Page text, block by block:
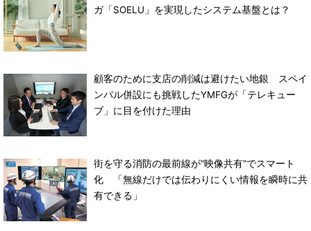
ガ「SOELU」を実現したシステム基盤とは？
顧客のために支店の削減は避けたい地銀 スペイ
ンバル併設にも挑戦したYMFGが「テレキュー
ブ」に目を付けた理由
街を守る消防の最前線が“映像共有”でスマート
化 「無線だけでは伝わりにくい情報を瞬時に共
有できる」